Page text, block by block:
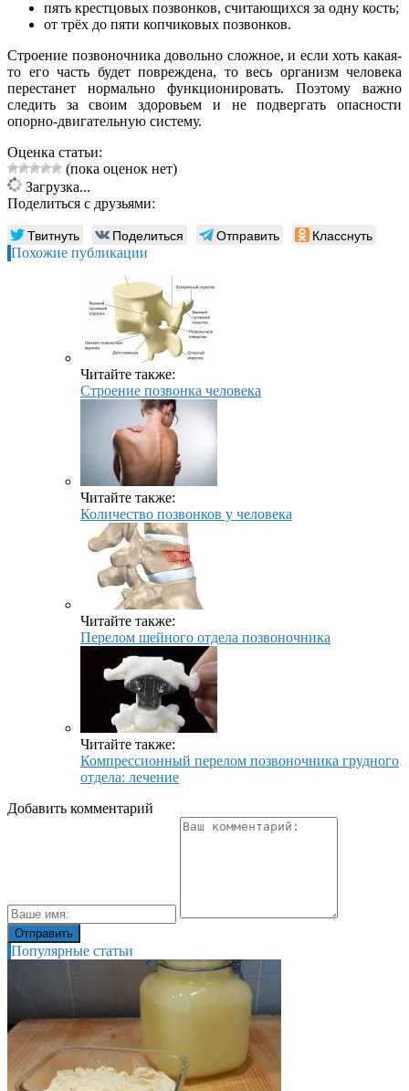
пять крестцовых позвонков, считающихся за одну кость;
от трёх до пяти копчиковых позвонков.
Строение позвоночника довольно сложное, и если хоть какая-
то его часть будет повреждена, то весь организм человека
перестанет нормально функционировать. Поэтому важно
следить за своим здоровьем и не подвергать опасности
опорно-двигательную систему.
Оценка статьи:
(пока оценок нет)
Загрузка...
Поделиться с друзьями:
Твитнуть Поделиться Отправить Класснуть
Похожие публикации
Читайте также:
Строение позвонка человека
Читайте также:
Количество позвонков у человека
Читайте также:
Перелом шейного отдела позвоночника
Читайте также:
Компрессионный перелом позвоночника грудного
отдела: лечение
Добавить комментарий
Популярные статьи